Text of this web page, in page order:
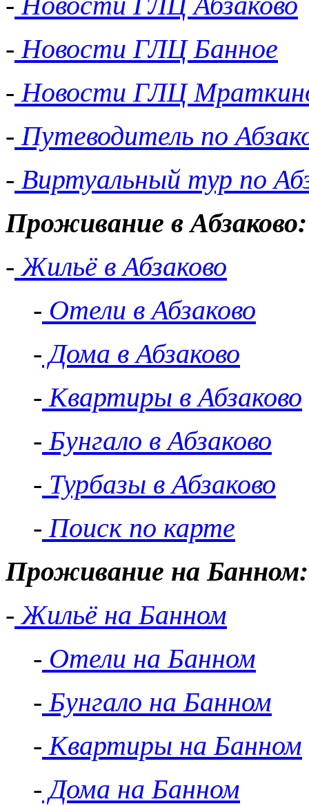
- Новости ГЛЦ Банное
- Новости ГЛЦ
- Путеводитель по
- Виртуальный тур по
Проживание в Абзаково:
- Жильё в Абзаково
- Отели в Абзаково
- Дома в Абзаково
- Квартиры в Абзаково
- Бунгало в Абзаково
- Турбазы в Абзаково
- Поиск по карте
Проживание на Банном:
- Жильё на Банном
- Отели на Банном
- Бунгало на Банном
- Квартиры на Банном
- Дома на Банном